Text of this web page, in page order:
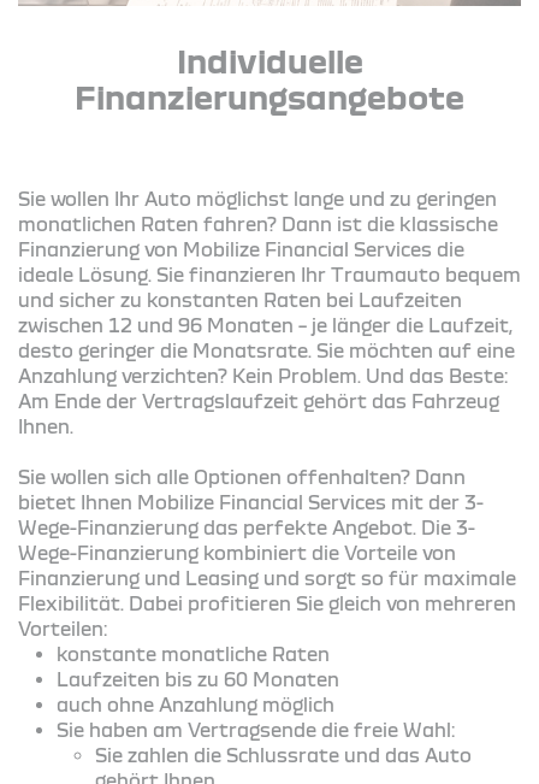
Individuelle
Finanzierungsangebote
Sie wollen Ihr Auto möglichst lange und zu geringen
monatlichen Raten fahren? Dann ist die klassische
Finanzierung von Mobilize Financial Services die
ideale Lösung. Sie finanzieren Ihr Traumauto bequem
und sicher zu konstanten Raten bei Laufzeiten
zwischen 12 und 96 Monaten – je länger die Laufzeit,
desto geringer die Monatsrate. Sie möchten auf eine
Anzahlung verzichten? Kein Problem. Und das Beste:
Am Ende der Vertragslaufzeit gehört das Fahrzeug
Ihnen.
Sie wollen sich alle Optionen offenhalten? Dann
bietet Ihnen Mobilize Financial Services mit der 3-
Wege-Finanzierung das perfekte Angebot. Die 3-
Wege-Finanzierung kombiniert die Vorteile von
Finanzierung und Leasing und sorgt so für maximale
Flexibilität. Dabei profitieren Sie gleich von mehreren
Vorteilen:
konstante monatliche Raten
Laufzeiten bis zu 60 Monaten
auch ohne Anzahlung möglich
Sie haben am Vertragsende die freie Wahl:
Sie zahlen die Schlussrate und das Auto